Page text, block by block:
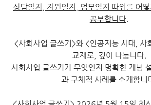
상담일지, 지원일지, 업무일지 따위를 어떻
공부합니다.
<사회사업 글쓰기>와 <인공지능 시대, 사
교재로, 깊이 나눕니다.
사회사업 글쓰기가 무엇인지 명확한 개념
과 구체적 사례를 소개합니